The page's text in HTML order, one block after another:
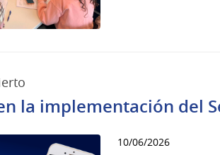
la implementación del
10/06/2026